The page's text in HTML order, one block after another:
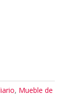
, Mueble de